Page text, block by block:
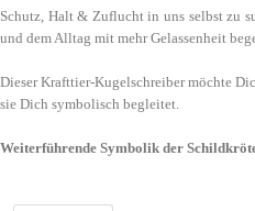
Schutz, Halt & Zuflucht in uns selbst zu
und dem Alltag mit mehr Gelassenheit
Dieser Krafttier-Kugelschreiber möchte
sie Dich symbolisch begleitet.
Weiterführende Symbolik der